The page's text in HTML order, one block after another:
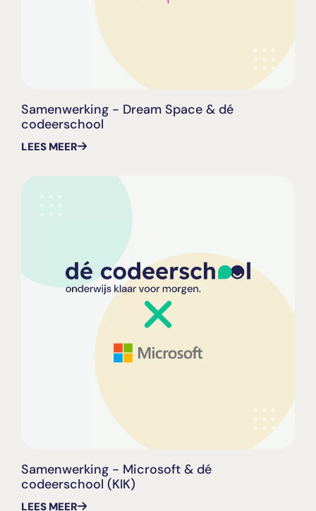
Samenwerking - Dream Space & dé
codeerschool
LEES MEER
Samenwerking - Microsoft & dé
codeerschool (KIK)
LEES MEER